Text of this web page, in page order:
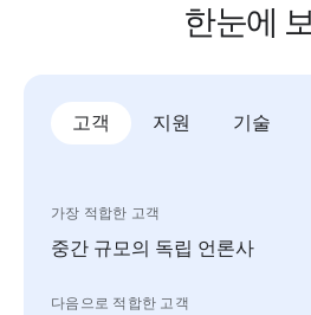
한눈에
고객 지원 기술
가장 적합한 고객
중간 규모의 독립 언론사
다음으로 적합한 고객